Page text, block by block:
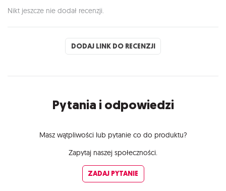
Nikt jeszcze nie dodał recenzji.
DODAJ LINK DO RECENZJI
Pytania i odpowiedzi
Masz wątpliwości lub pytanie co do produktu?
Zapytaj naszej społeczności.
ZADAJ PYTANIE